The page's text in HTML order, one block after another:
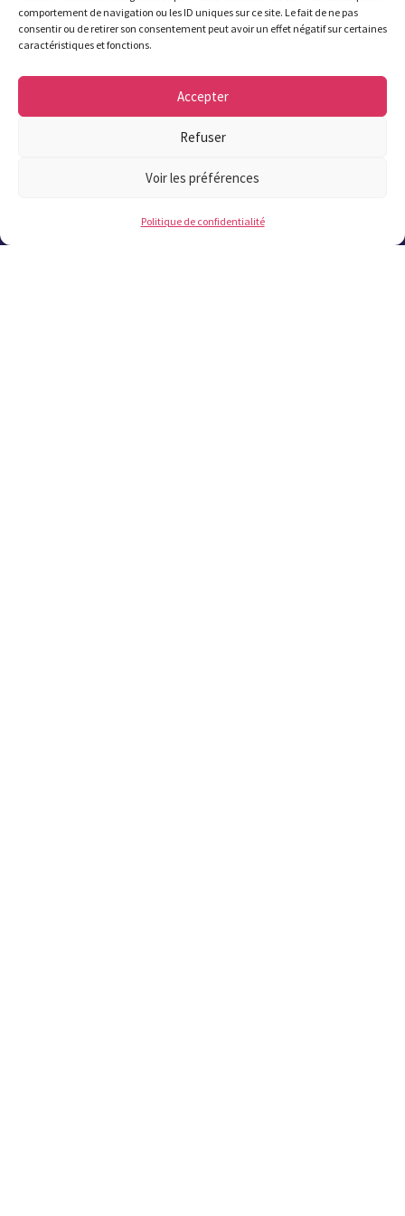
comportement de navigation ou les ID uniques sur ce site. Le fait de ne pas
consentir ou de retirer son consentement peut avoir un effet négatif sur certaines
caractéristiques et fonctions.
Accepter
Refuser
Voir les préférences
Politique de confidentialité
Attention été 2026 : fermeture de la mairie
août inclus. Fermeture le samedi du 11
juillet au 22 août inclus.
02 98 37 57 57